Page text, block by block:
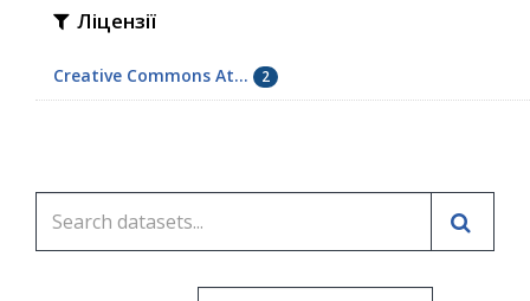
Ліцензії
Creative Commons At... 2